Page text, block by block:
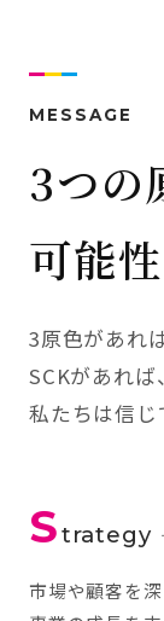
MESSAGE
3つの
可能
3原色があれ
SCKがあれ
私たちは信じ
Strategy
市場や顧客を